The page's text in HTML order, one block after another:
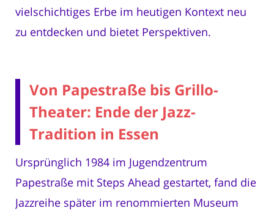
vielschichtiges Erbe im heutigen Kontext neu
zu entdecken und bietet Perspektiven.
Von Papestraße bis Grillo-
Theater: Ende der Jazz-
Tradition in Essen
Ursprünglich 1984 im Jugendzentrum
Papestraße mit Steps Ahead gestartet, fand die
Jazzreihe später im renommierten Museum